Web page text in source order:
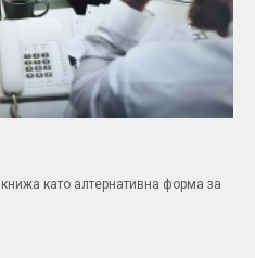
като алтернативна форма за